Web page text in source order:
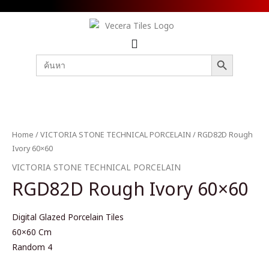
Search
for:
SEARCH BUTTON
Home /VICTORIA STONE TECHNICAL PORCELAIN / RGD82D Rough
Ivory 60×60
VICTORIA STONE TECHNICAL PORCELAIN
RGD82D Rough Ivory 60×60
Digital Glazed Porcelain Tiles
60×60 Cm
Random 4